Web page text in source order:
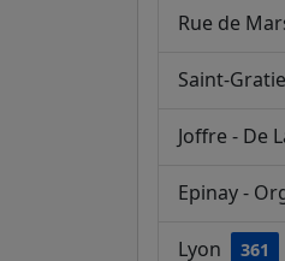
Rue de
Saint-
Joffre - De
Epinay -
Lyon 361